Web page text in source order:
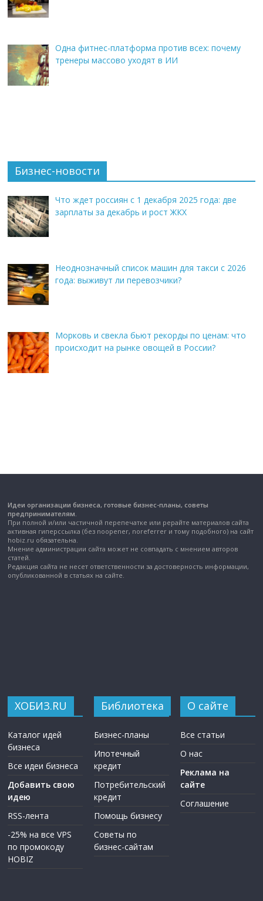
Одна фитнес-платформа против всех: почему
тренеры массово уходят в ИИ
Бизнес-новости
Что ждет россиян с 1 декабря 2025 года: две
зарплаты за декабрь и рост ЖКХ
Неоднозначный список машин для такси с 2026
года: выживут ли перевозчики?
Морковь и свекла бьют рекорды по ценам: что
происходит на рынке овощей в России?
Идеи организации бизнеса, готовые бизнес-планы, советы
предпринимателям.
При полной и/или частичной перепечатке или рерайте материалов сайта
активная гиперссылка (без noopener, noreferrer и тому подобного) на сайт
hobiz.ru обязательна.
Мнение администрации сайта может не совпадать с мнением авторов
статей.
Редакция сайта не несет ответственности за достоверность информации,
опубликованной в статьях на сайте.
ХОБИЗ.RU
Каталог идей
бизнеса
Все идеи бизнеса
Добавить свою
идею
RSS-лента
-25% на все VPS
по промокоду
HOBIZ
Библиотека
Бизнес-планы
Ипотечный
кредит
Потребительский
кредит
Помощь бизнесу
Советы по
бизнес-сайтам
О сайте
Все статьи
О нас
Реклама на
сайте
Соглашение